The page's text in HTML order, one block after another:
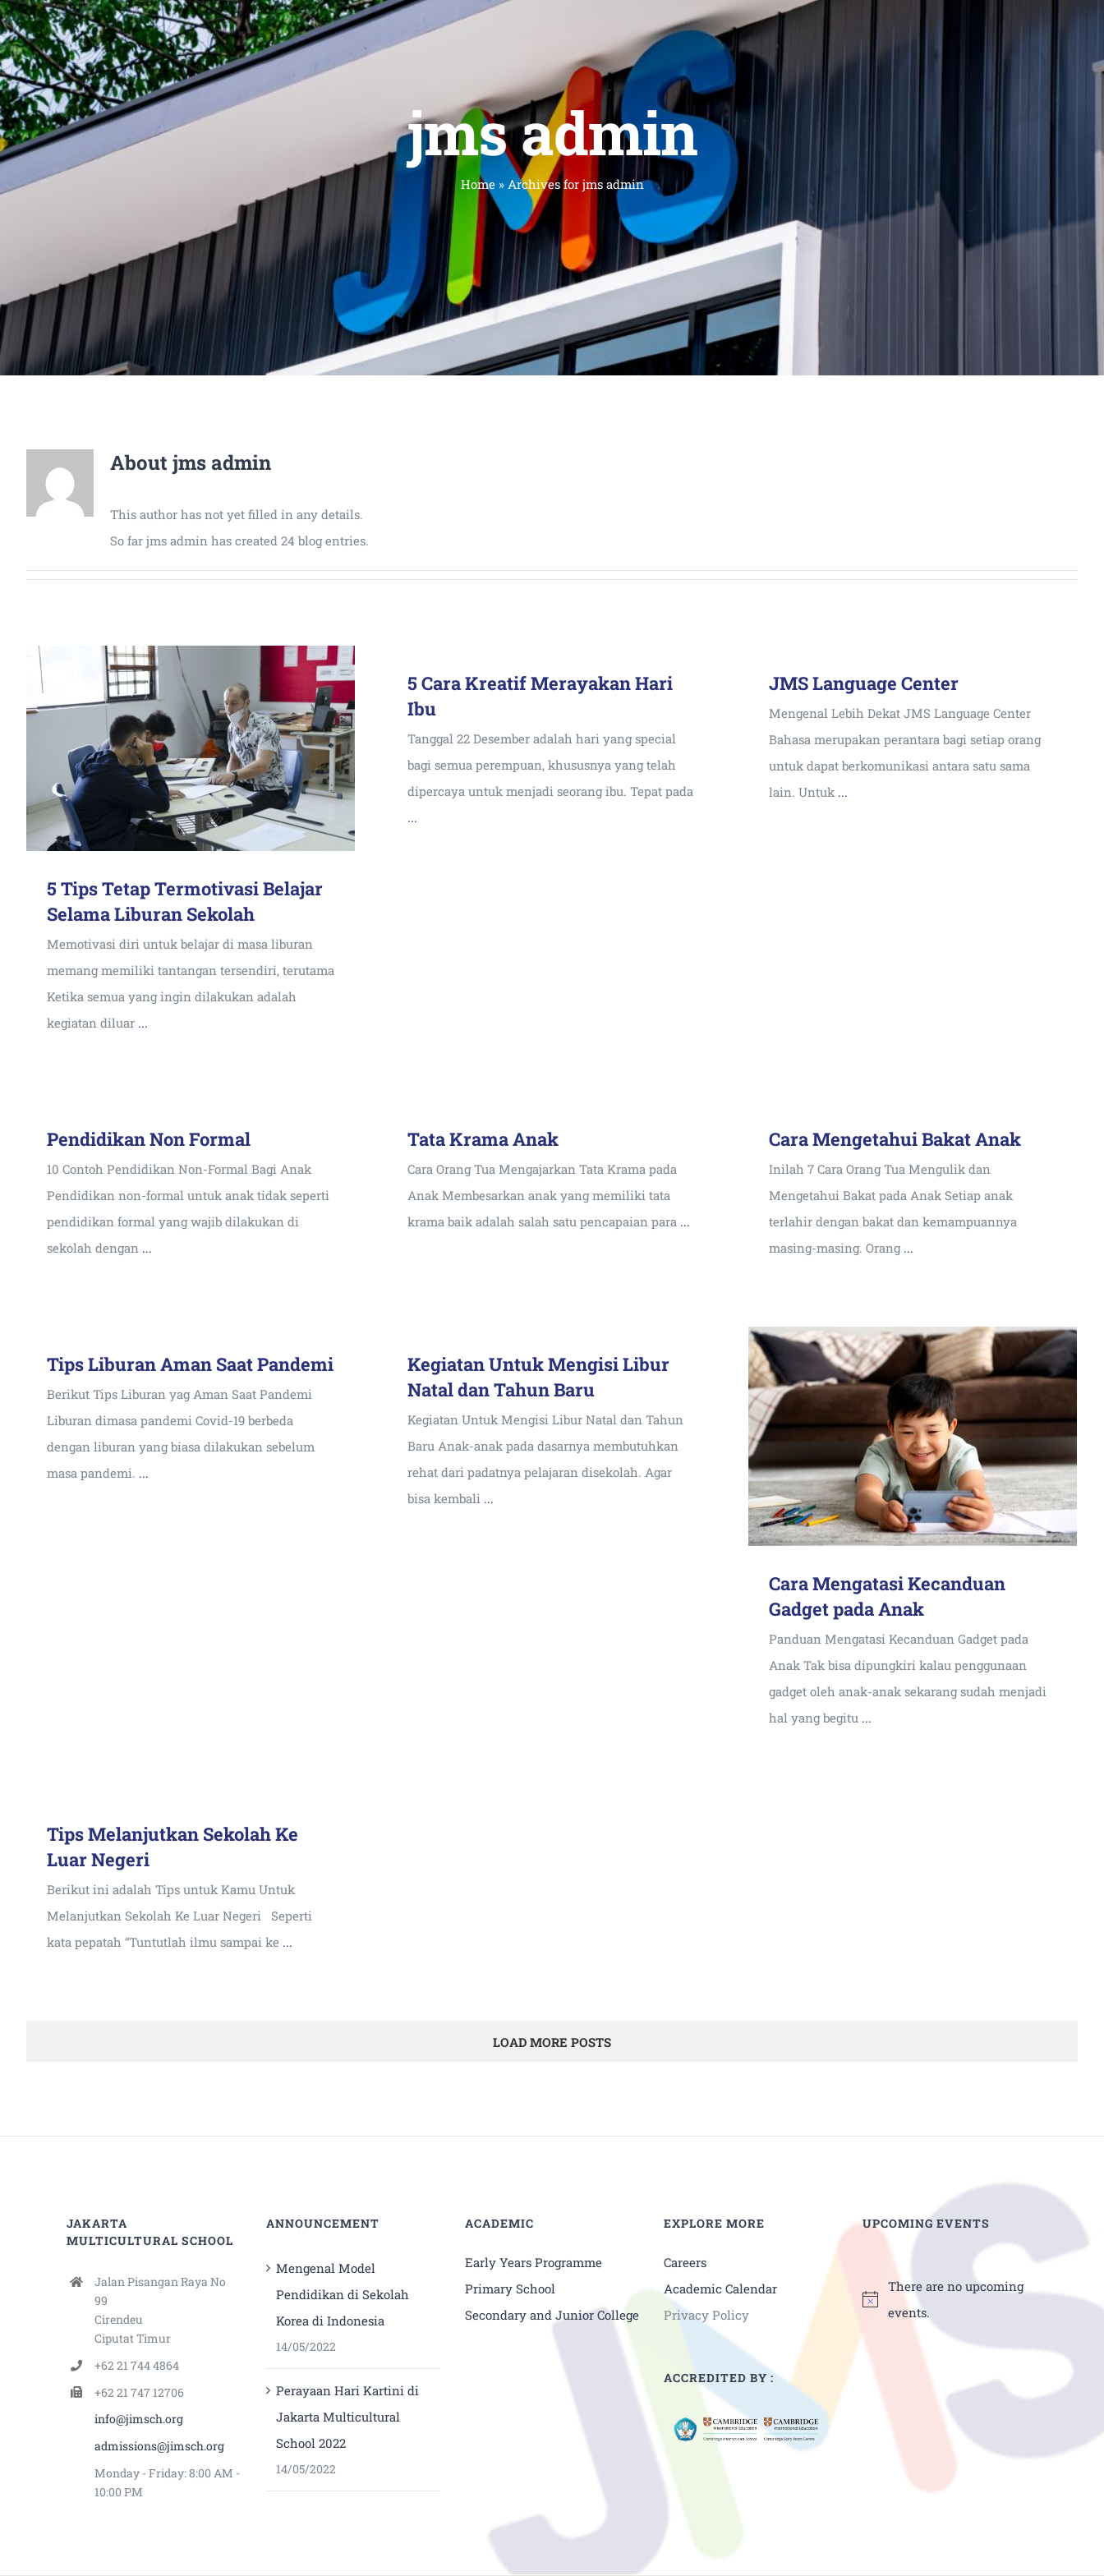
jms admin
Home» Archives for jms admin
About jms admin
This author has not yet filled in any details.
So far jms admin has created 24 blog entries.
5 Tips Tetap Termotivasi Belajar
Selama Liburan Sekolah
Memotivasi diri untuk belajar di masa liburan
memang memiliki tantangan tersendiri, terutama
Ketika semua yang ingin dilakukan adalah
kegiatan diluar ...
5 Cara Kreatif Merayakan Hari
Ibu
Tanggal 22 Desember adalah hari yang special
bagi semua perempuan, khususnya yang telah
dipercaya untuk menjadi seorang ibu. Tepat pada
...
JMS Language Center
Mengenal Lebih Dekat JMS Language Center
Bahasa merupakan perantara bagi setiap orang
untuk dapat berkomunikasi antara satu sama
lain. Untuk ...
Pendidikan Non Formal
10 Contoh Pendidikan Non-Formal Bagi Anak
Pendidikan non-formal untuk anak tidak seperti
pendidikan formal yang wajib dilakukan di
sekolah dengan ...
Tata Krama Anak
Cara Orang Tua Mengajarkan Tata Krama pada
Anak Membesarkan anak yang memiliki tata
krama baik adalah salah satu pencapaian para ...
Cara Mengetahui Bakat Anak
Inilah 7 Cara Orang Tua Mengulik dan
Mengetahui Bakat pada Anak Setiap anak
terlahir dengan bakat dan kemampuannya
masing-masing. Orang ...
Tips Liburan Aman Saat Pandemi
Berikut Tips Liburan yag Aman Saat Pandemi
Liburan dimasa pandemi Covid-19 berbeda
dengan liburan yang biasa dilakukan sebelum
masa pandemi. ...
Kegiatan Untuk Mengisi Libur
Natal dan Tahun Baru
Kegiatan Untuk Mengisi Libur Natal dan Tahun
Baru Anak-anak pada dasarnya membutuhkan
rehat dari padatnya pelajaran disekolah. Agar
bisa kembali ...
Cara Mengatasi Kecanduan
Gadget pada Anak
Panduan Mengatasi Kecanduan Gadget pada
Anak Tak bisa dipungkiri kalau penggunaan
gadget oleh anak-anak sekarang sudah menjadi
hal yang begitu ...
Tips Melanjutkan Sekolah Ke
Luar Negeri
Berikut ini adalah Tips untuk Kamu Untuk
Melanjutkan Sekolah Ke Luar Negeri Seperti
kata pepatah “Tuntutlah ilmu sampai ke ...
LOAD MORE POSTS
JAKARTA
MULTICULTURAL SCHOOL
Jalan Pisangan Raya No
99
Cirendeu
Ciputat Timur
+62 21 744 4864
+62 21 747 12706
info@jimsch.org
admissions@jimsch.org
Monday - Friday: 8:00 AM -
10:00 PM
ANNOUNCEMENT
Mengenal Model
Pendidikan di Sekolah
Korea di Indonesia
14/05/2022
Perayaan Hari Kartini di
Jakarta Multicultural
School 2022
14/05/2022
ACADEMIC
Early Years Programme
Primary School
Secondary and Junior College
EXPLORE MORE
Careers
Academic Calendar
Privacy Policy
ACCREDITED BY :
UPCOMING EVENTS
There are no upcoming
events.